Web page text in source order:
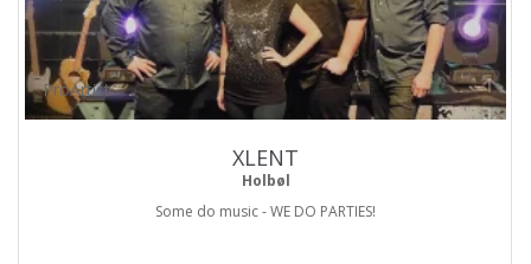
ProArtist
XLENT
Holbøl
Some do music - WE DO PARTIES!